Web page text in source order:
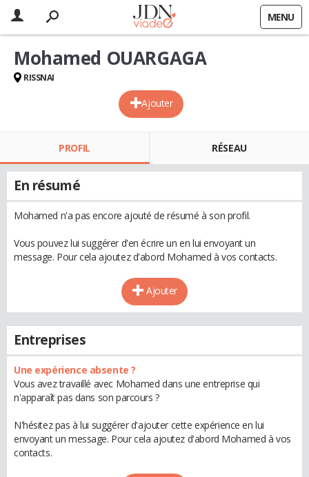
MENU
Ajouter
Mohamed OUARGAGA
RISSNAI
PROFIL RÉSEAU
En résumé
Mohamed n'a pas encore ajouté de résumé à son profil.
Vous pouvez lui suggérer d'en écrire un en lui envoyant un
message. Pour cela ajoutez d'abord Mohamed à vos contacts.
Ajouter
Entreprises
Une expérience absente ?
Vous avez travaillé avec Mohamed dans une entreprise qui
n'apparaît pas dans son parcours ?
N'hésitez pas à lui suggérer d'ajouter cette expérience en lui
envoyant un message. Pour cela ajoutez d'abord Mohamed à vos
contacts.